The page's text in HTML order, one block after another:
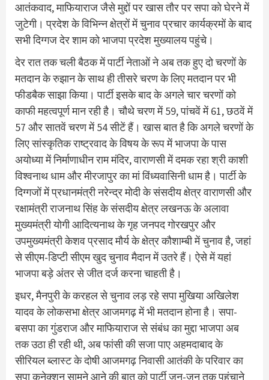
आतंकवाद, माफियाराज जैसे मुद्दों पर खास तौर पर सपा को घेरने में
जुटेगी। प्रदेश के विभिन्न क्षेत्रों में चुनाव प्रचार कार्यक्रमों के बाद
सभी दिग्गज देर शाम को भाजपा प्रदेश मुख्यालय पहुंचे।
देर रात तक चली बैठक में पार्टी नेताओं ने अब तक हुए दो चरणों के
मतदान के रुझान के साथ ही तीसरे चरण के लिए मतदान पर भी
फीडबैक साझा किया। पार्टी इसके बाद के अगले चार चरणों को
काफी महत्वपूर्ण मान रही है। चौथे चरण में 59, पांचवें में 61, छठवें में
57 और सातवें चरण में 54 सीटें हैं। खास बात है कि अगले चरणों के
लिए सांस्कृतिक राष्ट्रवाद के विषय के रूप में भाजपा के पास
अयोध्या में निर्माणाधीन राम मंदिर, वाराणसी में दमक रहा श्री काशी
विश्वनाथ धाम और मीरजापुर का मां विंध्यवासिनी धाम है। पार्टी के
दिग्गजों में प्रधानमंत्री नरेन्द्र मोदी के संसदीय क्षेत्र वाराणसी और
रक्षामंत्री राजनाथ सिंह के संसदीय क्षेत्र लखनऊ के अलावा
मुख्यमंत्री योगी आदित्यनाथ के गृह जनपद गोरखपुर और
उपमुख्यमंत्री केशव प्रसाद मौर्य के क्षेत्र कौशाम्बी में चुनाव है, जहां
से सीएम-डिप्टी सीएम खुद चुनाव मैदान में उतरे हैं। ऐसे में यहां
भाजपा बड़े अंतर से जीत दर्ज करना चाहती है।
इधर, मैनपुरी के करहल से चुनाव लड़ रहे सपा मुखिया अखिलेश
यादव के लोकसभा क्षेत्र आजमगढ़ में भी मतदान होना है। सपा-
बसपा का गुंडराज और माफियाराज से संबंध का मुद्दा भाजपा अब
तक उठा ही रही थी, अब फांसी की सजा पाए अहमदाबाद के
सीरियल ब्लास्ट के दोषी आजमगढ़ निवासी आतंकी के परिवार का
सपा कनेक्शन सामने आने की बात को पार्टी जन-जन तक पहुंचाने